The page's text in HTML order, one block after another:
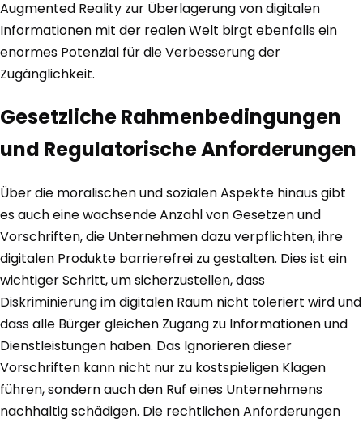
Augmented Reality zur Überlagerung von digitalen
Informationen mit der realen Welt birgt ebenfalls ein
enormes Potenzial für die Verbesserung der
Zugänglichkeit.
Gesetzliche Rahmenbedingungen
und Regulatorische Anforderungen
Über die moralischen und sozialen Aspekte hinaus gibt
es auch eine wachsende Anzahl von Gesetzen und
Vorschriften, die Unternehmen dazu verpflichten, ihre
digitalen Produkte barrierefrei zu gestalten. Dies ist ein
wichtiger Schritt, um sicherzustellen, dass
Diskriminierung im digitalen Raum nicht toleriert wird und
dass alle Bürger gleichen Zugang zu Informationen und
Dienstleistungen haben. Das Ignorieren dieser
Vorschriften kann nicht nur zu kostspieligen Klagen
führen, sondern auch den Ruf eines Unternehmens
nachhaltig schädigen. Die rechtlichen Anforderungen